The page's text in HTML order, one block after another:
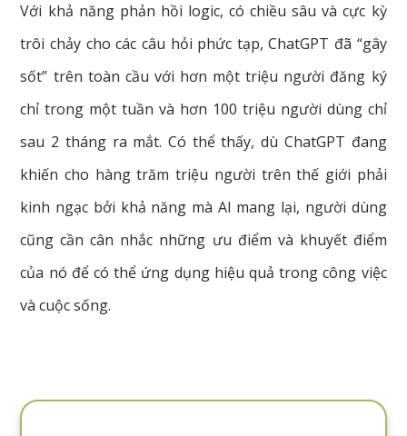
Với khả năng phản hồi logic, có chiều sâu và cực kỳ
trôi chảy cho các câu hỏi phức tạp, ChatGPT đã “gây
sốt” trên toàn cầu với hơn một triệu người đăng ký
chỉ trong một tuần và hơn 100 triệu người dùng chỉ
sau 2 tháng ra mắt. Có thể thấy, dù ChatGPT đang
khiến cho hàng trăm triệu người trên thế giới phải
kinh ngạc bởi khả năng mà AI mang lại, người dùng
cũng cần cân nhắc những ưu điểm và khuyết điểm
của nó để có thể ứng dụng hiệu quả trong công việc
và cuộc sống.